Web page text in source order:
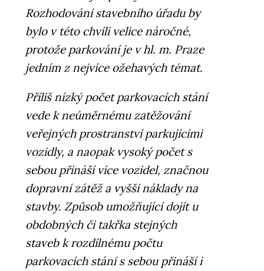
Rozhodování stavebního úřadu by
bylo v této chvíli velice náročné,
protože parkování je v hl. m. Praze
jedním z nejvíce ožehavých témat.
Příliš nízký počet parkovacích stání
vede k neúměrnému zatěžování
veřejných prostranství parkujícími
vozidly, a naopak vysoký počet s
sebou přináší více vozidel, značnou
dopravní zátěž a vyšší náklady na
stavby. Způsob umožňující dojít u
obdobných či takřka stejných
staveb k rozdílnému počtu
parkovacích stání s sebou přináší i